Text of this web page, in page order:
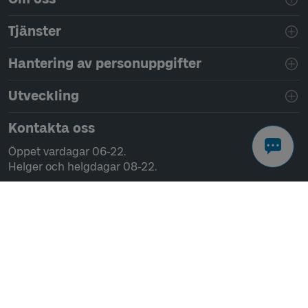
Tjänster
Hantering av personuppgifter
Utveckling
Kontakta oss
Öppet vardagar 06-22.
Helger och helgdagar 08-22.